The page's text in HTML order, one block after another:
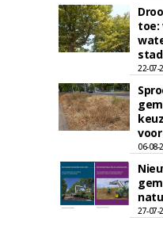
toe:
22-07-
06-08-
27-07-